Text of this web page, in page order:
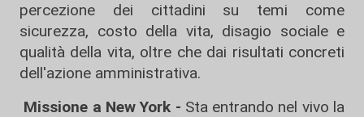
percezione dei cittadini su temi come
sicurezza, costo della vita, disagio sociale e
qualità della vita, oltre che dai risultati concreti
dell'azione amministrativa.
Missione a New York - Sta entrando nel vivo la